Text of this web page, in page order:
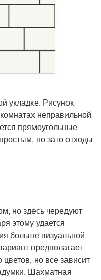
укладке. Рисунок
неправильной
прямоугольные
но зато отходы
но здесь чередуют
этому удается
больше визуальной
предполагает
но все зависит
Шахматная